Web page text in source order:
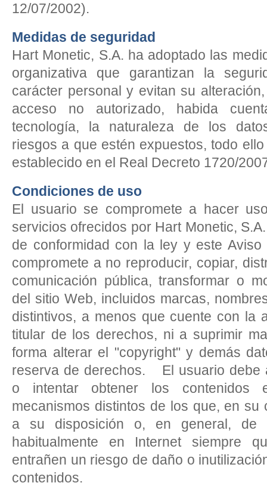
12/07/2002).
Medidas de seguridad
Hart Monetic, S.A. ha adoptado las
organizativa que garantizan la
carácter personal y evitan su
acceso no autorizado, habida
tecnología, la naturaleza de los
riesgos a que estén expuestos, todo
establecido en el Real Decreto 1720/
Condiciones de uso
El usuario se compromete a hacer
servicios ofrecidos por Hart Monetic,
de conformidad con la ley y este
compromete a no reproducir, copiar,
comunicación pública, transformar o
del sitio Web, incluidos marcas,
distintivos, a menos que cuente con la
titular de los derechos, ni a suprimir
forma alterar el "copyright" y demás
reserva de derechos. El usuario debe
o intentar obtener los contenidos
mecanismos distintos de los que, en su
a su disposición o, en general, de
habitualmente en Internet siempre
entrañen un riesgo de daño o
contenidos.